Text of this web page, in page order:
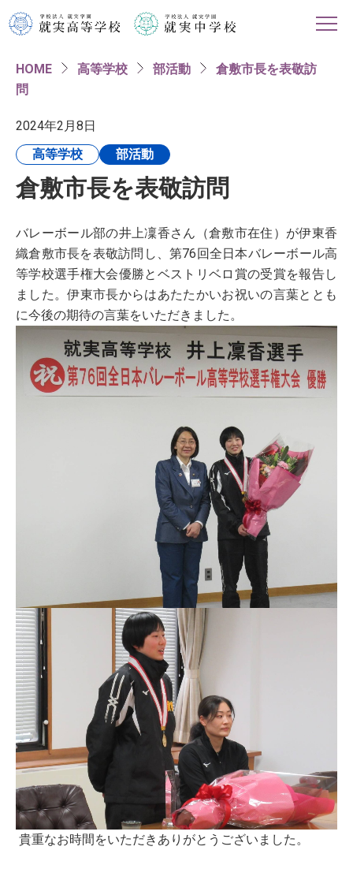
HOME
学校紹介
高等学校
進路情報
入試・イベント情報
対象者別
ご支援のお願い
HOME 高等学校 部活動
倉敷市長を表敬訪
問
2024年2月8日
高等学校
部活動
倉敷市長を表敬訪問
バレーボール部の井上凜香さん（倉敷市在住）が伊東香
織倉敷市長を表敬訪問し、第76回全日本バレーボール高
等学校選手権大会優勝とベストリベロ賞の受賞を報告し
ました。伊東市長からはあたたかいお祝いの言葉ととも
に今後の期待の言葉をいただきました。
貴重なお時間をいただきありがとうございました。